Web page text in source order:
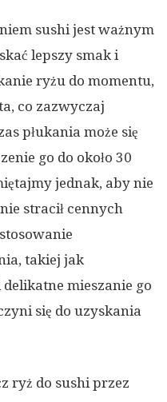
sushi jest ważnym
lepszy smak i
ryżu do momentu,
co zazwyczaj
płukania może się
go do około 30
jednak, aby nie
stracił cennych
takiej jak
mieszanie go
się do uzyskania
ryż do sushi przez